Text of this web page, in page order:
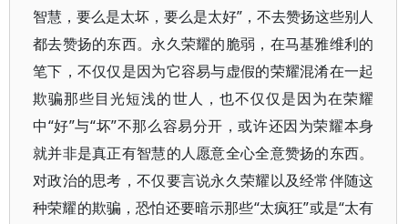
智慧，要么是太坏，要么是太好”，不去赞扬这些别人
都去赞扬的东西。永久荣耀的脆弱，在马基雅维利的
笔下，不仅仅是因为它容易与虚假的荣耀混淆在一起
欺骗那些目光短浅的世人，也不仅仅是因为在荣耀
中“好”与“坏”不那么容易分开，或许还因为荣耀本身
就并非是真正有智慧的人愿意全心全意赞扬的东西。
对政治的思考，不仅要言说永久荣耀以及经常伴随这
种荣耀的欺骗，恐怕还要暗示那些“太疯狂”或是“太有